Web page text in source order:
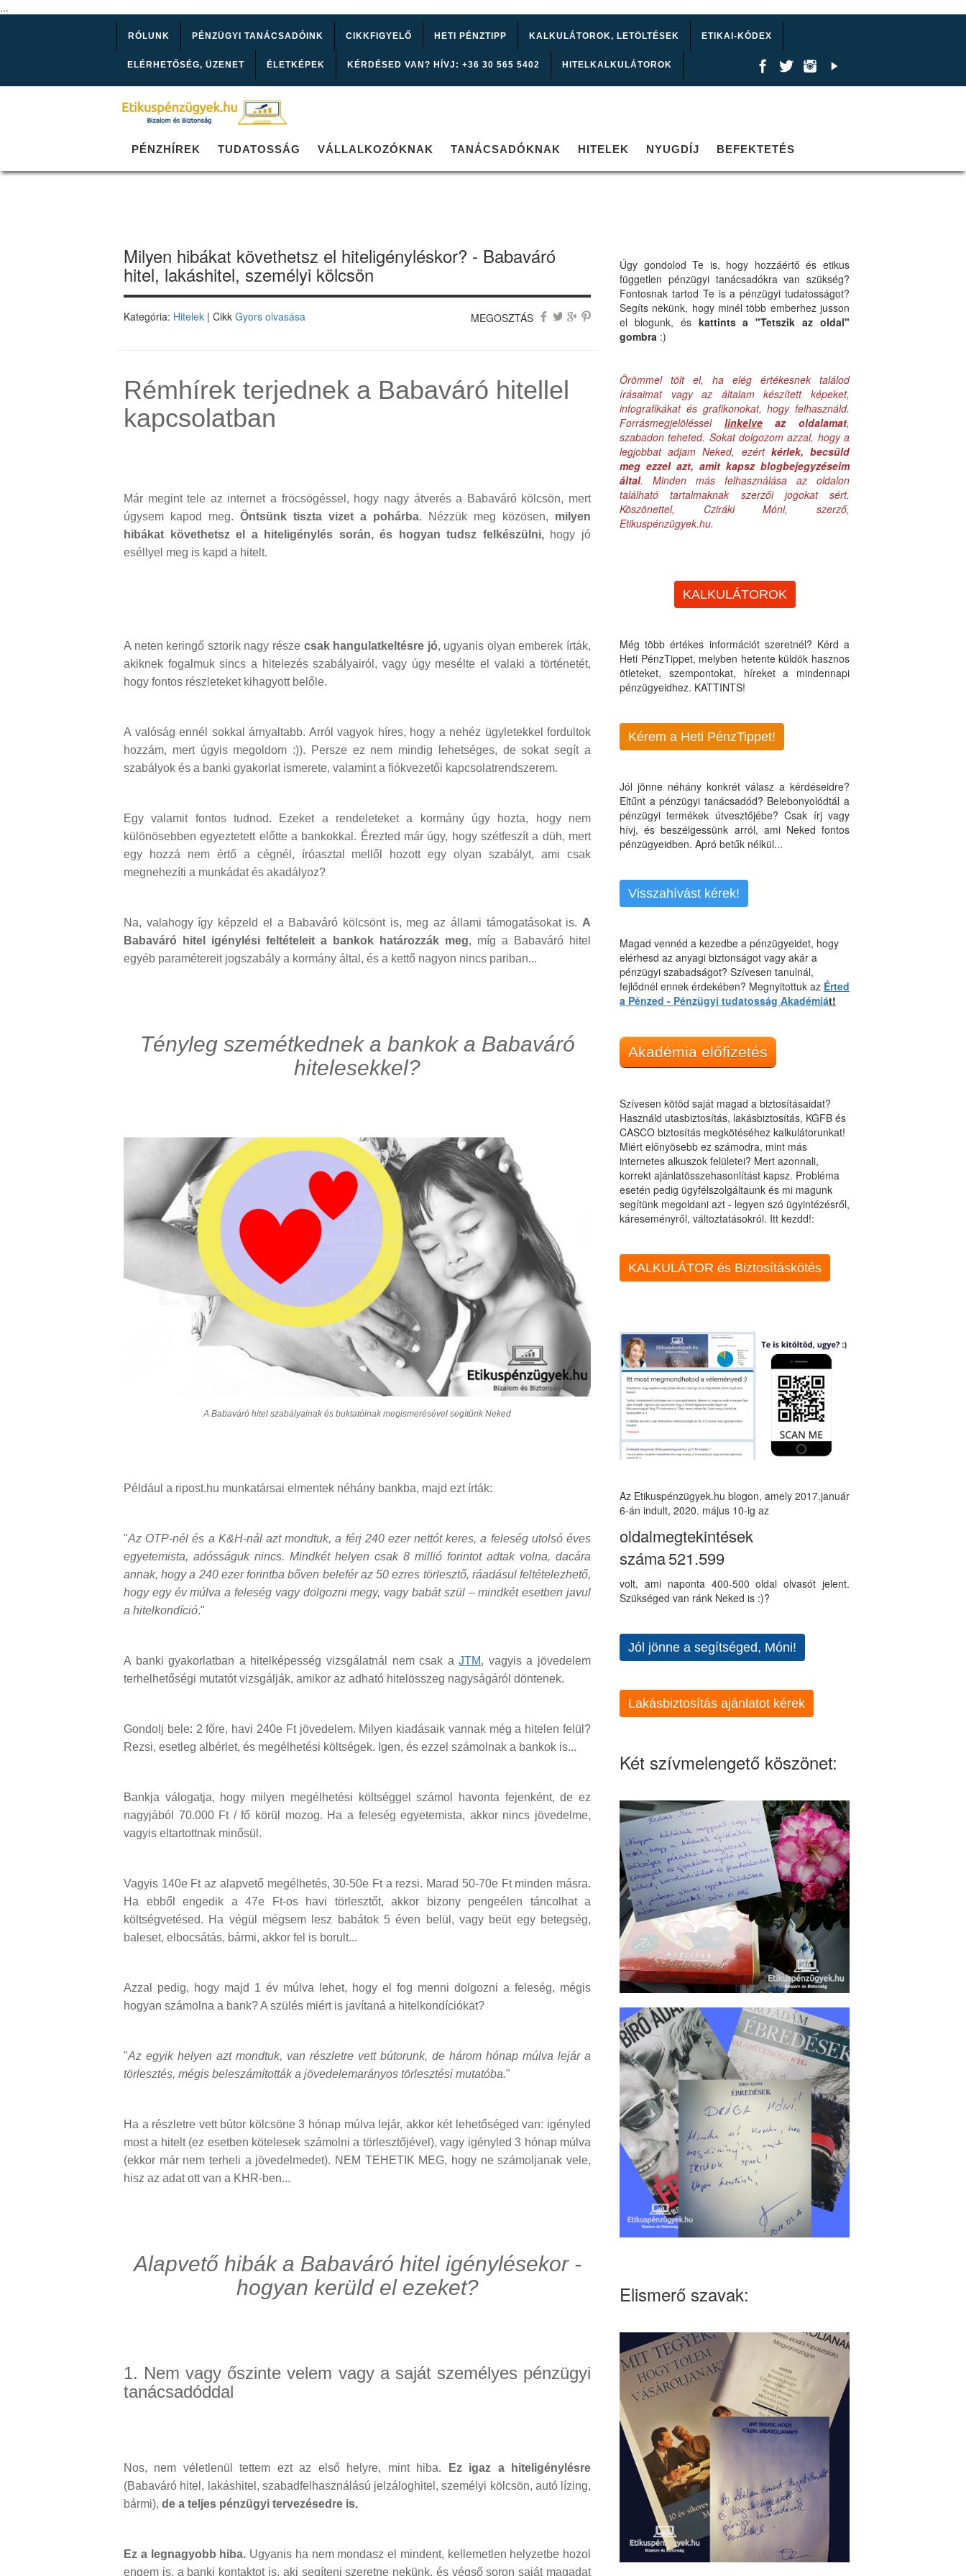
...
RÓLUNK PÉNZÜGYI TANÁCSADÓINK CIKKFIGYELŐ HETI PÉNZTIPP KALKULÁTOROK, LETÖLTÉSEK ETIKAI-KÓDEX
ELÉRHETŐSÉG, ÜZENET ÉLETKÉPEK KÉRDÉSED VAN? HÍVJ: +36 30 565 5402 HITELKALKULÁTOROK
PÉNZHÍREK TUDATOSSÁG VÁLLALKOZÓKNAK TANÁCSADÓKNAK HITELEK NYUGDÍJ BEFEKTETÉS
Milyen hibákat követhetsz el hiteligényléskor? - Babaváró
hitel, lakáshitel, személyi kölcsön
Kategória: Hitelek | Cikk Gyors olvasása MEGOSZTÁS
Rémhírek terjednek a Babaváró hitellel
kapcsolatban
Már megint tele az internet a fröcsögéssel, hogy nagy átverés a Babaváró kölcsön, mert
úgysem kapod meg. Öntsünk tiszta vizet a pohárba. Nézzük meg közösen, milyen
hibákat követhetsz el a hiteligénylés során, és hogyan tudsz felkészülni,hogy jó
eséllyel meg is kapd a hitelt.
A neten keringő sztorik nagy része csak hangulatkeltésre jó, ugyanis olyan emberek írták,
akiknek fogalmuk sincs a hitelezés szabályairól, vagy úgy mesélte el valaki a történetét,
hogy fontos részleteket kihagyott belőle.
A valóság ennél sokkal árnyaltabb. Arról vagyok híres, hogy a nehéz ügyletekkel fordultok
hozzám, mert úgyis megoldom :)). Persze ez nem mindig lehetséges, de sokat segít a
szabályok és a banki gyakorlat ismerete, valamint a fiókvezetői kapcsolatrendszerem.
Egy valamit fontos tudnod. Ezeket a rendeleteket a kormány úgy hozta, hogy nem
különösebben egyeztetett előtte a bankokkal. Érezted már úgy, hogy szétfeszít a düh, mert
egy hozzá nem értő a cégnél, íróasztal mellől hozott egy olyan szabályt, ami csak
megnehezíti a munkádat és akadályoz?
Na, valahogy így képzeld el a Babaváró kölcsönt is, meg az állami támogatásokat is. A
Babaváró hitel igénylési feltételeit a bankok határozzák meg, míg a Babaváró hitel
egyéb paramétereit jogszabály a kormány által, és a kettő nagyon nincs pariban...
Tényleg szemétkednek a bankok a Babaváró
hitelesekkel?
A Babaváró hitel szabályainak és buktatóinak megismerésével segítünk Neked
Például a ripost.hu munkatársai elmentek néhány bankba, majd ezt írták:
"Az OTP-nél és a K&H-nál azt mondtuk, a férj 240 ezer nettót keres, a feleség utolsó éves
egyetemista, adósságuk nincs. Mindkét helyen csak 8 millió forintot adtak volna, dacára
annak, hogy a 240 ezer forintba bőven belefér az 50 ezres törlesztő, ráadásul feltételezhető,
hogy egy év múlva a feleség vagy dolgozni megy, vagy babát szül – mindkét esetben javul
a hitelkondíció."
A banki gyakorlatban a hitelképesség vizsgálatnál nem csak aJTM, vagyis a jövedelem
terhelhetőségi mutatót vizsgálják, amikor az adható hitelösszeg nagyságáról döntenek.
Gondolj bele: 2 főre, havi 240e Ft jövedelem. Milyen kiadásaik vannak még a hitelen felül?
Rezsi, esetleg albérlet, és megélhetési költségek. Igen, és ezzel számolnak a bankok is...
Bankja válogatja, hogy milyen megélhetési költséggel számol havonta fejenként, de ez
nagyjából 70.000 Ft / fő körül mozog. Ha a feleség egyetemista, akkor nincs jövedelme,
vagyis eltartottnak minősül.
Vagyis 140e Ft az alapvető megélhetés, 30-50e Ft a rezsi. Marad 50-70e Ft minden másra.
Ha ebből engedik a 47e Ft-os havi törlesztőt, akkor bizony pengeélen táncolhat a
költségvetésed. Ha végül mégsem lesz babátok 5 éven belül, vagy beüt egy betegség,
baleset, elbocsátás, bármi, akkor fel is borult...
Azzal pedig, hogy majd 1 év múlva lehet, hogy el fog menni dolgozni a feleség, mégis
hogyan számolna a bank? A szülés miért is javítaná a hitelkondíciókat?
"Az egyik helyen azt mondtuk, van részletre vett bútorunk, de három hónap múlva lejár a
törlesztés, mégis beleszámították a jövedelemarányos törlesztési mutatóba."
Ha a részletre vett bútor kölcsöne 3 hónap múlva lejár, akkor két lehetőséged van: igényled
most a hitelt (ez esetben kötelesek számolni a törlesztőjével), vagy igényled 3 hónap múlva
(ekkor már nem terheli a jövedelmedet). NEM TEHETIK MEG, hogy ne számoljanak vele,
hisz az adat ott van a KHR-ben...
Alapvető hibák a Babaváró hitel igénylésekor -
hogyan kerüld el ezeket?
1. Nem vagy őszinte velem vagy a saját személyes pénzügyi
tanácsadóddal
Nos, nem véletlenül tettem ezt az első helyre, mint hiba.
Ez igaz a hiteligénylésre
(Babaváró hitel, lakáshitel, szabadfelhasználású jelzáloghitel, személyi kölcsön, autó lízing,
bármi), de a teljes pénzügyi tervezésedre is.
Ez a legnagyobb hiba. Ugyanis ha nem mondasz el mindent, kellemetlen helyzetbe hozol
engem is, a banki kontaktot is, aki segíteni szeretne nekünk, és végső soron saját magadat
Úgy gondolod Te is, hogy hozzáértő és etikus
független pénzügyi tanácsadókra van szükség?
Fontosnak tartod Te is a pénzügyi tudatosságot?
Segíts nekünk, hogy minél több emberhez jusson
el blogunk, és kattints a "Tetszik az oldal"
gombra :)
Örömmel tölt el, ha elég értékesnek találod
írásaimat vagy az általam készített képeket,
infografikákat és grafikonokat, hogy felhasználd.
Forrásmegjelöléssel linkelveaz oldalamat,
szabadon teheted. Sokat dolgozom azzal, hogy a
legjobbat adjam Neked, ezért kérlek, becsüld
meg ezzel azt, amit kapsz blogbejegyzéseim
által. Minden más felhasználása az oldalon
található tartalmaknak szerzői jogokat sért.
Köszönettel, Cziráki Móni, szerző,
Etikuspénzügyek.hu.
KALKULÁTOROK
Még több értékes információt szeretnél? Kérd a
Heti PénzTippet, melyben hetente küldök hasznos
ötleteket, szempontokat, híreket a mindennapi
pénzügyeidhez. KATTINTS!
Kérem a Heti PénzTippet!
Jól jönne néhány konkrét válasz a kérdéseidre?
Eltűnt a pénzügyi tanácsadód? Belebonyolódtál a
pénzügyi termékek útvesztőjébe? Csak írj vagy
hívj, és beszélgessünk arról, ami Neked fontos
pénzügyeidben. Apró betűk nélkül...
Visszahívást kérek!
Magad vennéd a kezedbe a pénzügyeidet, hogy
elérhesd az anyagi biztonságot vagy akár a
pénzügyi szabadságot? Szívesen tanulnál,
fejlődnél ennek érdekében? Megnyitottuk az Érted
a Pénzed - Pénzügyi tudatosság Akadémiát!
Akadémia előfizetés
Szívesen kötöd saját magad a biztosításaidat?
Használd utasbiztosítás, lakásbiztosítás, KGFB és
CASCO biztosítás megkötéséhez kalkulátorunkat!
Miért előnyösebb ez számodra, mint más
internetes alkuszok felületei? Mert azonnali,
korrekt ajánlatösszehasonlítást kapsz. Probléma
esetén pedig ügyfélszolgáltaunk és mi magunk
segítünk megoldani azt - legyen szó ügyintézésről,
káreseményről, változtatásokról. Itt kezdd!:
KALKULÁTOR és Biztosításkötés
Az Etikuspénzügyek.hu blogon, amely 2017.január
6-án indult, 2020. május 10-ig az
oldalmegtekintések
száma521.599
volt, ami naponta 400-500 oldal olvasót jelent.
Szükséged van ránk Neked is :)?
Jól jönne a segítséged, Móni!
Lakásbiztosítás ajánlatot kérek
Két szívmelengető köszönet:
Elismerő szavak: